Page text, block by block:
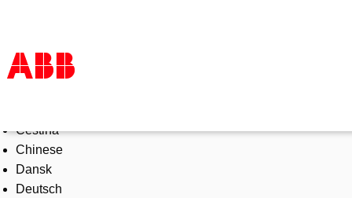
Products & Solutions
Industries
Services
About us
Čeština
Chinese
Dansk
Deutsch